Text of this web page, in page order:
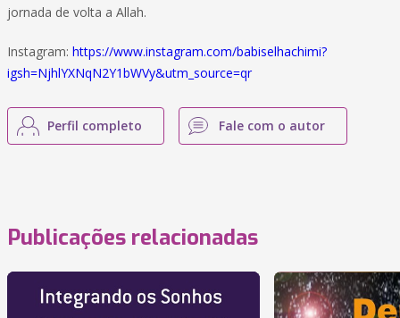
jornada de volta a Allah.
Instagram: https://www.instagram.com/babiselhachimi?
igsh=NjhlYXNqN2Y1bWVy&utm_source=qr
Perfil completo Fale com o autor
Publicações relacionadas